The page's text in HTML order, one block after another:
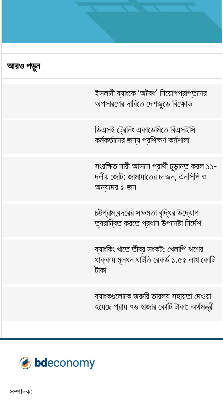
আরও পড়ুন
ইসলামী ব্যাংকে ‘অবৈধ’ নিয়োগপ্রাপ্তদের
অপসারণের দাবিতে দেশজুড়ে বিক্ষোভ
ডিএসই ট্রেনিং একাডেমিতে বিএসইসি
কর্মকর্তাদের জন্য প্রশিক্ষণ কর্মশালা
সংরক্ষিত নারী আসনে প্রার্থী চূড়ান্ত করল ১১-
দলীয় জোট: জামায়াতের ৮ জন, এনসিপি ও
অন্যদের ৫ জন
চট্টগ্রাম বন্দরের সক্ষমতা বৃদ্ধির উদ্যোগ
ত্বরান্বিত করতে প্রধান উপদেষ্টা নির্দেশ
ব্যাংকিং খাতে তীব্র সংকট: খেলাপি ঋণের
ধাক্কায় মূলধন ঘাটতি রেকর্ড ১.৫৫ লাখ কোটি
টাকা
ব্যাংকগুলোকে জরুরি তারল্য সহায়তা দেওয়া
হয়েছে প্রায় ৭৬ হাজার কোটি টাকা: অর্থমন্ত্রী
সম্পাদক: